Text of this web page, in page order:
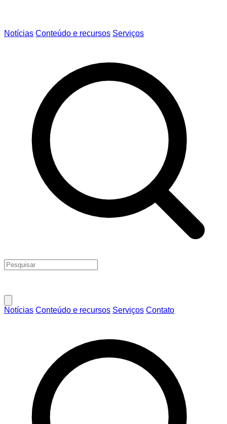
Notícias Conteúdo e recursos Serviços
Notícias Conteúdo e recursos Serviços Contato